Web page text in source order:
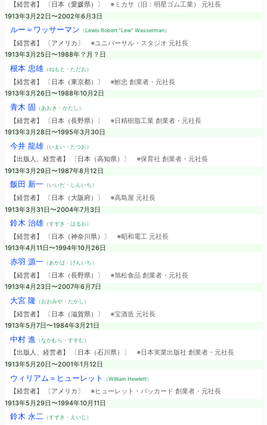
【経営者】 〔日本（愛媛県）〕 ※ミカサ（旧：明星ゴム工業） 元社長
1913年3月22日〜2002年6月3日
ルー＝ワッサーマン （Lewis Robert “Lew” Wasserman）
【経営者】 〔アメリカ〕 ※ユニバーサル・スタジオ 元社長
1913年3月25日〜1988年？月？日
根本 忠雄（ねもと・ただお）
【経営者】 〔日本（東京都）〕 ※鮒忠 創業者・元社長
1913年3月26日〜1988年10月2日
青木 固 （あおき・かたし）
【経営者】 〔日本（長野県）〕 ※日精樹脂工業 創業者・元社長
1913年3月28日〜1995年3月30日
今井 龍雄（いまい・たつお）
【出版人、経営者】 〔日本（高知県）〕 ※保育社 創業者・元社長
1913年3月29日〜1987年8月12日
飯田 新一（いいだ・しんいち）
【経営者】 〔日本（大阪府）〕 ※高島屋 元社長
1913年3月31日〜2004年7月3日
鈴木 治雄（すずき・はるお）
【経営者】 〔日本（神奈川県）〕 ※昭和電工 元社長
1913年4月11日〜1994年10月26日
赤羽 源一（あかば・げんいち）
【経営者】 〔日本（長野県）〕 ※旭松食品 創業者・元社長
1913年4月23日〜2007年6月7日
大宮 隆（おおみや・たかし）
【経営者】 〔日本（滋賀県）〕 ※宝酒造 元社長
1913年5月7日〜1984年3月21日
中村 進 （なかむら・すすむ）
【出版人、経営者】 〔日本（石川県）〕 ※日本実業出版社 創業者・元社長
1913年5月20日〜2001年1月12日
ウィリアム＝ヒューレット （William Hewlett）
【経営者】 〔アメリカ〕 ※ヒューレット・パッカード 創業者・元社長
1913年5月29日〜1994年10月11日
鈴木 永二（すずき・えいじ）